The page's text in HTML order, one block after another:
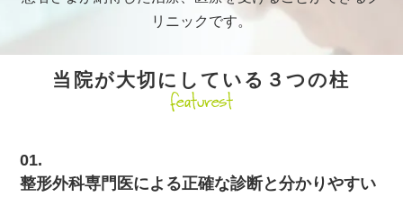
リニックです。
当院が大切にしている３つの柱
featurest
01.
整形外科専門医による正確な診断と分かりやすい